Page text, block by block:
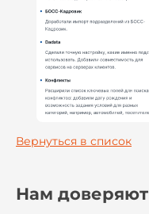
Вернуться в список
Нам доверяют